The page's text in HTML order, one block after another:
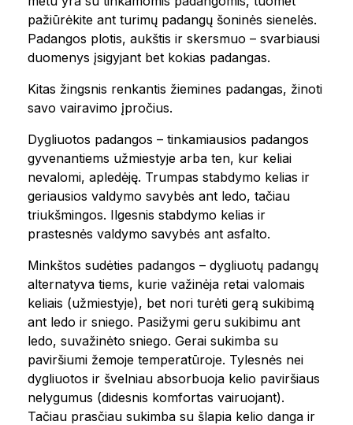
pažiūrėkite ant turimų padangų šoninės sienelės.
Padangos plotis, aukštis ir skersmuo – svarbiausi
duomenys įsigyjant bet kokias padangas.
Kitas žingsnis renkantis žiemines padangas, žinoti
savo vairavimo įpročius.
Dygliuotos padangos – tinkamiausios padangos
gyvenantiems užmiestyje arba ten, kur keliai
nevalomi, apledėję. Trumpas stabdymo kelias ir
geriausios valdymo savybės ant ledo, tačiau
triukšmingos. Ilgesnis stabdymo kelias ir
prastesnės valdymo savybės ant asfalto.
Minkštos sudėties padangos – dygliuotų padangų
alternatyva tiems, kurie važinėja retai valomais
keliais (užmiestyje), bet nori turėti gerą sukibimą
ant ledo ir sniego. Pasižymi geru sukibimu ant
ledo, suvažinėto sniego. Gerai sukimba su
paviršiumi žemoje temperatūroje. Tylesnės nei
dygliuotos ir švelniau absorbuoja kelio paviršiaus
nelygumus (didesnis komfortas vairuojant).
Tačiau prasčiau sukimba su šlapia kelio danga ir